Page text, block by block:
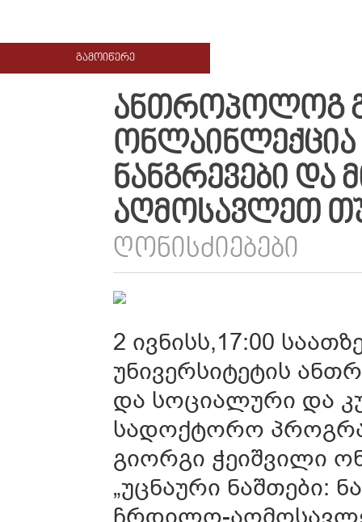
ᲒᲐᲛᲝᲘᲬᲔᲠᲔ
ᲐᲜᲗᲠᲝᲞᲝᲚᲝᲒ
ᲝᲜᲚᲐᲘᲜᲚᲔᲥᲪᲘᲐ
ᲜᲐᲜᲒᲠᲔᲕᲔᲑᲘ
ᲐᲦᲛᲝᲡᲐᲕᲚᲔᲗ
ᲦᲝᲜᲘᲡᲫᲘᲔᲑᲔᲑᲘ
2 ივნისს,17:00
უნივერსიტეტის
და სოციალური და
სადოქტორო
გიორგი ჭეიშვილი
„უცნაური ნაშთები:
ჩრდილო-